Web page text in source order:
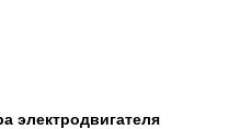
электродвигателя